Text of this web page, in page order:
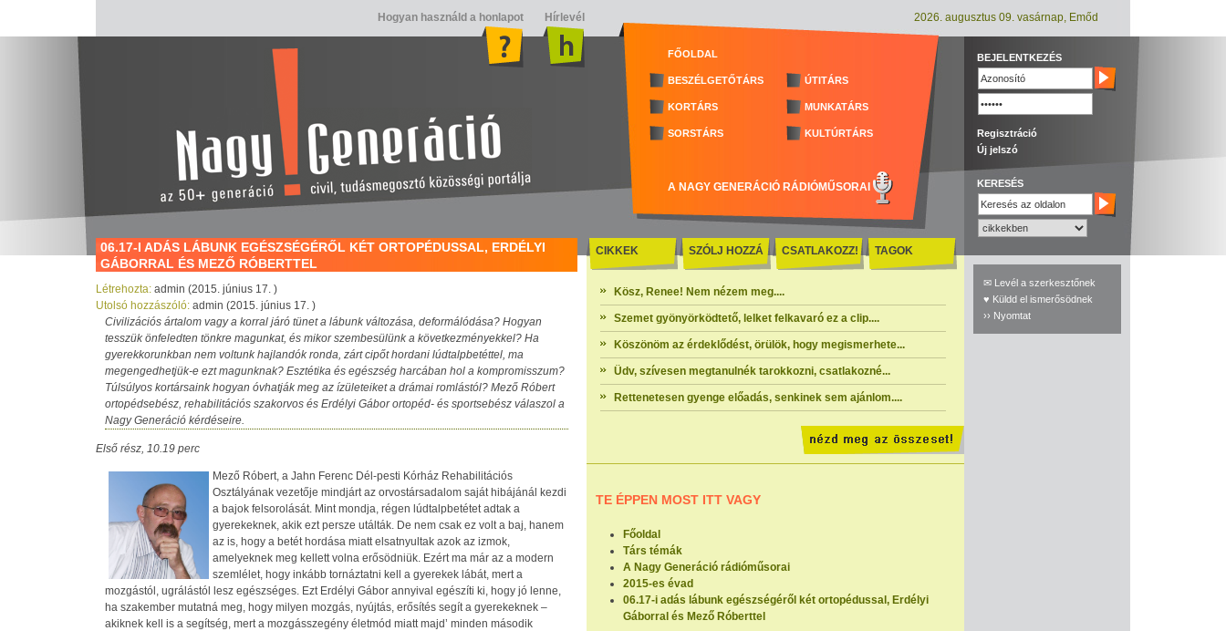
Hogyan használd a honlapot Hírlevél 2026. augusztus 09. vasárnap, Emőd
FŐOLDAL
BESZÉLGETŐTÁRS ÚTITÁRS
KORTÁRS MUNKATÁRS
SORSTÁRS KULTÚRTÁRS
A NAGY GENERÁCIÓ RÁDIÓMŰSORAI
BEJELENTKEZÉS
Regisztráció
Új jelszó
KERESÉS
06.17-I ADÁS LÁBUNK EGÉSZSÉGÉRŐL KÉT ORTOPÉDUSSAL, ERDÉLYI
GÁBORRAL ÉS MEZŐ RÓBERTTEL
Létrehozta: admin (2015. június 17. )
Utolsó hozzászóló: admin (2015. június 17. )
Civilizációs ártalom vagy a korral járó tünet a lábunk változása, deformálódása? Hogyan
tesszük önfeledten tönkre magunkat, és mikor szembesülünk a következményekkel? Ha
gyerekkorunkban nem voltunk hajlandók ronda, zárt cipőt hordani lúdtalpbetéttel, ma
megengedhetjük-e ezt magunknak? Esztétika és egészség harcában hol a kompromisszum?
Túlsúlyos kortársaink hogyan óvhatják meg az ízületeiket a drámai romlástól? Mező Róbert
ortopédsebész, rehabilitációs szakorvos és Erdélyi Gábor ortopéd- és sportsebész válaszol a
Nagy Generáció kérdéseire.
Első rész, 10.19 perc
Mező Róbert, a Jahn Ferenc Dél-pesti Kórház Rehabilitációs
Osztályának vezetője mindjárt az orvostársadalom saját hibájánál kezdi
a bajok felsorolását. Mint mondja, régen lúdtalpbetétet adtak a
gyerekeknek, akik ezt persze utálták. De nem csak ez volt a baj, hanem
az is, hogy a betét hordása miatt elsatnyultak azok az izmok,
amelyeknek meg kellett volna erősödniük. Ezért ma már az a modern
szemlélet, hogy inkább tornáztatni kell a gyerekek lábát, mert a
mozgástól, ugrálástól lesz egészséges. Ezt Erdélyi Gábor annyival egészíti ki, hogy jó lenne,
ha szakember mutatná meg, hogy milyen mozgás, nyújtás, erősítés segít a gyerekeknek –
akiknek kell is a segítség, mert a mozgásszegény életmód miatt majd’ minden második
CIKKEK SZÓLJ HOZZÁ CSATLAKOZZ! TAGOK
Kösz, Renee! Nem nézem meg....
Szemet gyönyörködtető, lelket felkavaró ez a clip....
Köszönöm az érdeklődést, örülök, hogy megismerhete...
Üdv, szívesen megtanulnék tarokkozni, csatlakozné...
Rettenetesen gyenge előadás, senkinek sem ajánlom....
TE ÉPPEN MOST ITT VAGY
Főoldal
Társ témák
A Nagy Generáció rádióműsorai
2015-es évad
06.17-i adás lábunk egészségéről két ortopédussal, Erdélyi
Gáborral és Mező Róberttel
✉ Levél a szerkesztőnek
♥ Küldd el ismerősödnek
›› Nyomtat